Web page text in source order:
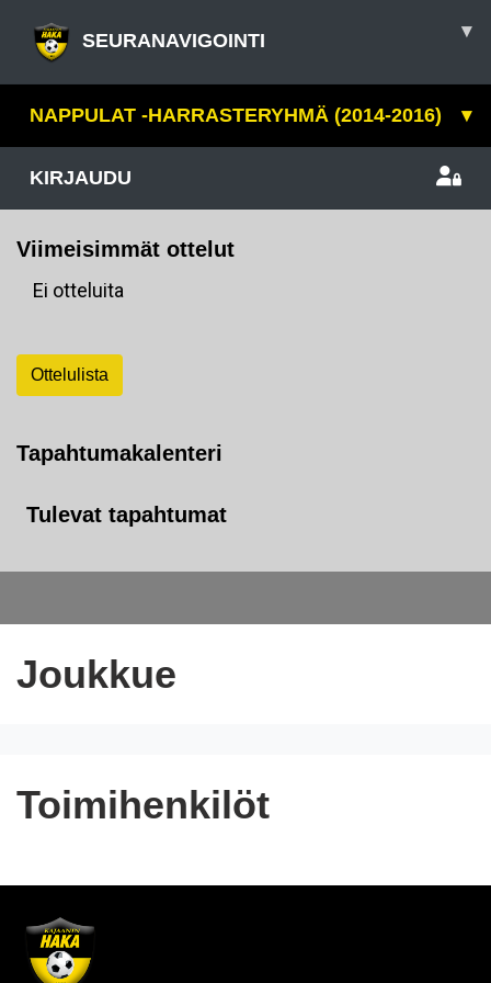
SEURANAVIGOINTI ▾
NAPPULAT -HARRASTERYHMÄ (2014-2016) ▾
KIRJAUDU
Viimeisimmät ottelut
Ei otteluita
Ottelulista
Tapahtumakalenteri
Tulevat tapahtumat
Joukkue
Toimihenkilöt